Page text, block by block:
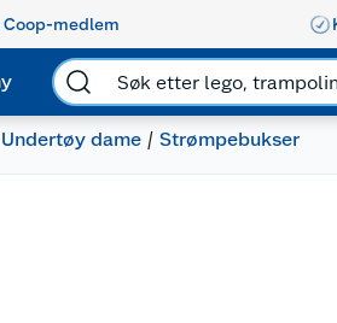
medlem
Undertøy dame Strømpebukser